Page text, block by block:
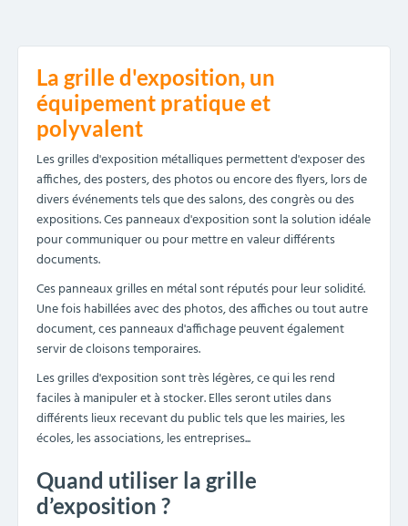
La grille d'exposition, un
équipement pratique et
polyvalent
Les grilles d'exposition métalliques permettent d'exposer des
affiches, des posters, des photos ou encore des flyers, lors de
divers événements tels que des salons, des congrès ou des
expositions. Ces panneaux d'exposition sont la solution idéale
pour communiquer ou pour mettre en valeur différents
documents.
Ces panneaux grilles en métal sont réputés pour leur solidité.
Une fois habillées avec des photos, des affiches ou tout autre
document, ces panneaux d'affichage peuvent également
servir de cloisons temporaires.
Les grilles d'exposition sont très légères, ce qui les rend
faciles à manipuler et à stocker. Elles seront utiles dans
différents lieux recevant du public tels que les mairies, les
écoles, les associations, les entreprises...
Quand utiliser la grille
d’exposition ?